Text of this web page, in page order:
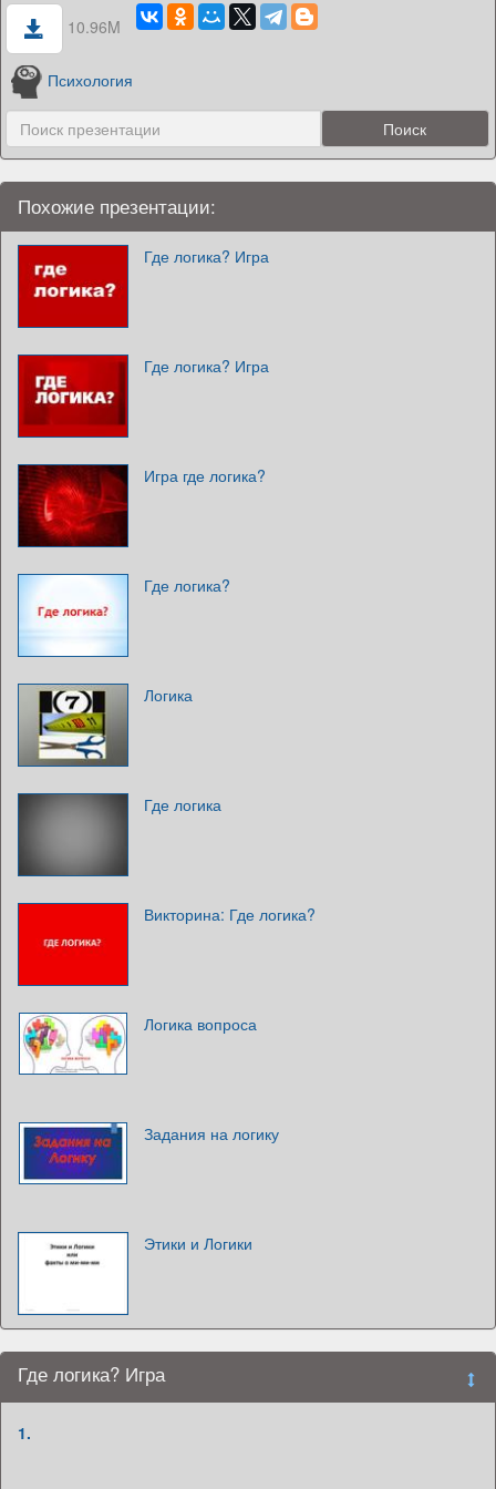
10.96M
Психология
Похожие презентации:
Где логика? Игра
Где логика? Игра
Игра где логика?
Где логика?
Логика
Где логика
Викторина: Где логика?
Логика вопроса
Задания на логику
Этики и Логики
Где логика? Игра
1.